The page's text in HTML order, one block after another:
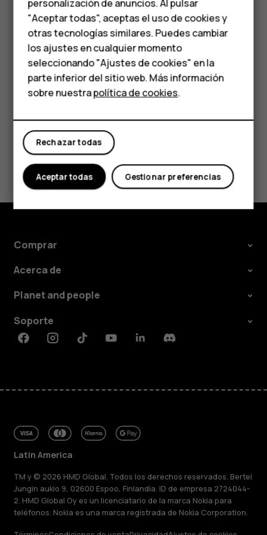
Teléfonos para
personas mayores
HMD Terra M
Comprar
Mi cuenta
riesgos para la salud. Todos los productos de HMD Global
cumplen con los estándares de producción
internacionales vigentes de la industria y con todos los
requisitos establecidos por las agencias
gubernamentales competentes.
¿Te ha parecido útil?
Sí No
Comprar
Acerca de
Planet and people
Soporte
FacebookInstagramTiktokYoutubeLinkedinDiscord
Latin America
TM y © 2026 HMD Global. Todos los derechos reservados. Bertel
Jungin aukio 9, 02600 Espoo, Finlandia. ID de empresa 2724044-
2. HMD Global Oy es un licenciatario de la marca Nokia para
teléfonos. Nokia es una marca registrada de Nokia Corporation.
personalización de anuncios. Al pulsar
"Aceptar todas", aceptas el uso de cookies y
otras tecnologías similares. Puedes cambiar
los ajustes en cualquier momento
seleccionando "Ajustes de cookies" en la
parte inferior del sitio web. Más información
sobre nuestrapolítica de cookies.
Rechazar todas
Gestionar preferencias
Aceptar todas